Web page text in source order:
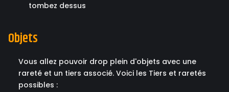
tombez dessus
Objets
Vous allez pouvoir drop plein d'objets avec une
rareté et un tiers associé. Voici les Tiers et raretés
possibles :